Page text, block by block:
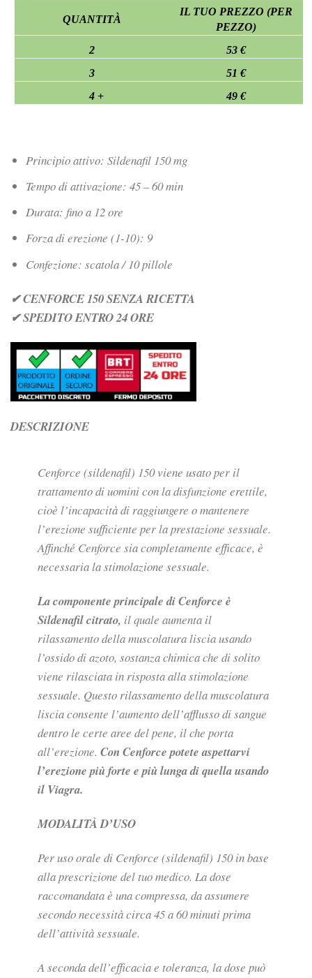
QUANTITÀ
IL TUO PREZZO (PER
PEZZO)
2
53 €
3
51 €
4 +
49 €
Principio attivo: Sildenafil 150 mg
Tempo di attivazione: 45 – 60 min
Durata: fino a 12 ore
Forza di erezione (1-10): 9
Confezione: scatola / 10 pillole
✔ CENFORCE 150 SENZA RICETTA
✔ SPEDITO ENTRO 24 ORE
DESCRIZIONE
Cenforce (sildenafil) 150 viene usato per il
trattamento di uomini con la disfunzione erettile,
cioè l’incapacità di raggiungere o mantenere
l’erezione sufficiente per la prestazione sessuale.
Affinché Cenforce sia completamente efficace, è
necessaria la stimolazione sessuale.
La componente principale di Cenforce è
Sildenafil citrato, il quale aumenta il
rilassamento della muscolatura liscia usando
l’ossido di azoto, sostanza chimica che di solito
viene rilasciata in risposta alla stimolazione
sessuale. Questo rilassamento della muscolatura
liscia consente l’aumento dell’afflusso di sangue
dentro le certe aree del pene, il che porta
all’erezione. Con Cenforce potete aspettarvi
l’erezione più forte e più lunga di quella usando
il Viagra.
MODALITÀ D’USO
Per uso orale di Cenforce (sildenafil) 150 in base
alla prescrizione del tuo medico. La dose
raccomandata è una compressa, da assumere
secondo necessità circa 45 a 60 minuti prima
dell’attività sessuale.
A seconda dell’efficacia e toleranza, la dose può